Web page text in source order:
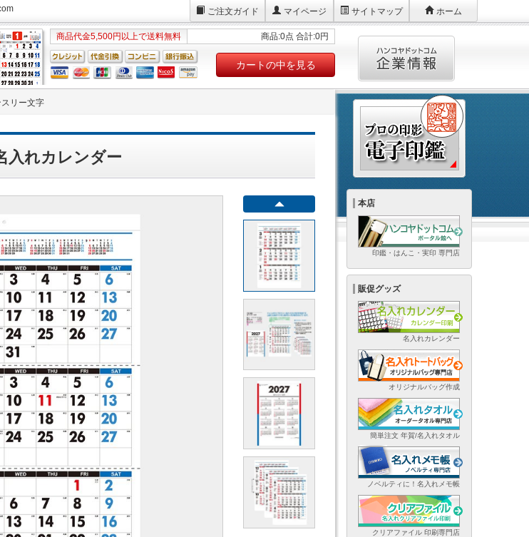
ご注文ガイド マイページ サイトマップ ホーム
商品代金5,500円以上で送料無料 商品:0点 合計:0円
カートの中を見る
リー文字
入れカレンダー
本店
印鑑・はんこ・実印 専門店
販促グッズ
名入れカレンダー
オリジナルバッグ作成
簡単注文 年賀/名入れタオル
ノベルティに！名入れメモ帳
クリアファイル 印刷専門店